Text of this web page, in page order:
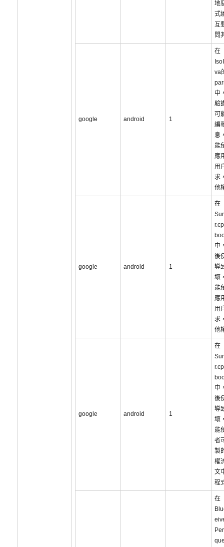
地
式
互
問
google android 1
在
va
中
驗
可
編
息
能
應
用
求
他
google android 1
在
中
後
導
壞
能
應
用
求
他
google android 1
在
中
後
導
壞
能
者
製
權
文
程
在